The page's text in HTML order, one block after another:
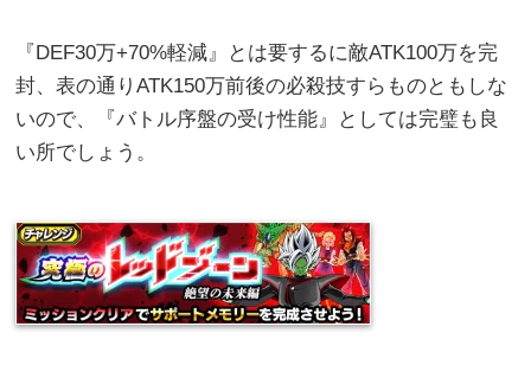
『DEF30万+70%軽減』とは要するに敵ATK100万を完
封、表の通りATK150万前後の必殺技すらものともしな
いので、『バトル序盤の受け性能』としては完璧も良
い所でしょう。